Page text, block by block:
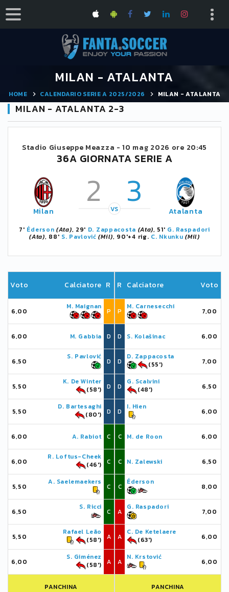
MILAN - ATALANTA
HOME CALENDARIO SERIE A 2025/2026 MILAN - ATALANTA
MILAN - ATALANTA 2-3
Stadio Giuseppe Meazza -10 mag 2026 ore 20:45
36A GIORNATA SERIE A
Milan 2 3
VS Atalanta
7' Éderson (Ata), 29' D. Zappacosta (Ata), 51' G. Raspadori
(Ata), 88' S. Pavlović (Mil), 90'+4 rig. C. Nkunku (Mil)
Voto Calciatore R
6,00
M. Maignan
P
6,00 M. Gabbia D
6,50
S. Pavlović
D
5,50
K. De Winter
(58')
D
5,50
D. Bartesaghi
(80')
D
6,00 A. Rabiot C
6,00
R. Loftus-Cheek
(46')
C
5,50
A. Saelemaekers
C
6,50
S. Ricci
C
5,50
Rafael Leão
(58')
A
6,00
S. Giménez
(58')
A
PANCHINA
R Calciatore Voto
P
M. Carnesecchi
7,00
D S. Kolašinac 6,00
D
D. Zappacosta
(55')
7,00
D
G. Scalvini
(48')
6,50
D
I. Hien
6,00
C M. de Roon 6,00
C N. Zalewski 6,50
C
Éderson
8,00
A
G. Raspadori
7,00
A
C. De Ketelaere
(63')
6,00
A
N. Krstović
6,00
PANCHINA